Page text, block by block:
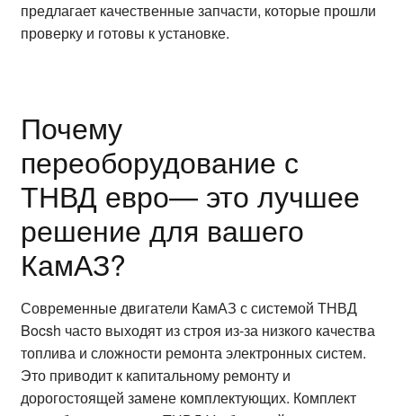
предлагает качественные запчасти, которые прошли
проверку и готовы к установке.
Почему
переоборудование с
ТНВД евро— это лучшее
решение для вашего
КамАЗ?
Современные двигатели КамАЗ с системой ТНВД
Bocsh часто выходят из строя из-за низкого качества
топлива и сложности ремонта электронных систем.
Это приводит к капитальному ремонту и
дорогостоящей замене комплектующих. Комплект